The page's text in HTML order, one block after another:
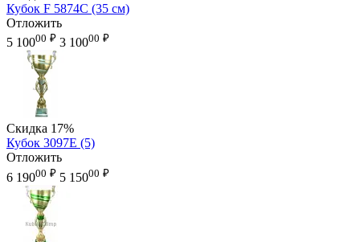
Кубок F 5874C (35 см)
Отложить
5 10000 ₽ 3 10000 ₽
Скидка 17%
Кубок 3097E (5)
Отложить
6 19000 ₽ 5 15000 ₽